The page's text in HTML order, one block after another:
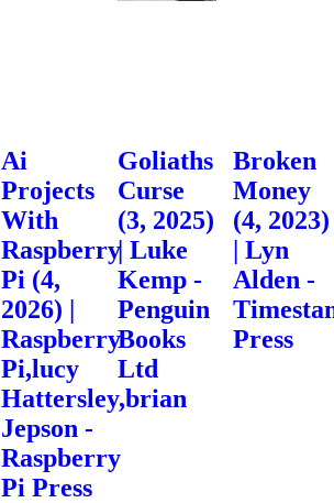
Ai
Projects
With
Raspberry
Pi (4,
2026) |
Raspberry
Pi,lucy
Hattersley,brian
Jepson -
Raspberry
Pi Press
Goliaths
Curse
(3, 2025)
| Luke
Kemp -
Penguin
Books
Ltd
Broken
Money
(4, 2023)
| Lyn
Alden -
Press